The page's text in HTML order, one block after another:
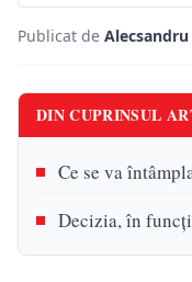
Publicat de
DIN CUPRINSUL
Ce se va
Decizia, în